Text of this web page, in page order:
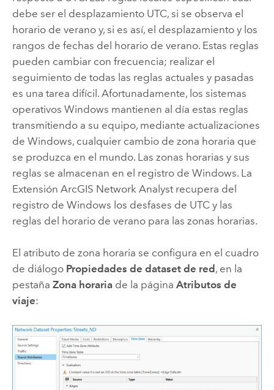
debe ser el desplazamiento UTC, si se observa el
horario de verano y, si es así, el desplazamiento y los
rangos de fechas del horario de verano. Estas reglas
pueden cambiar con frecuencia; realizar el
seguimiento de todas las reglas actuales y pasadas
es una tarea difícil. Afortunadamente, los sistemas
operativos Windows mantienen al día estas reglas
transmitiendo a su equipo, mediante actualizaciones
de Windows, cualquier cambio de zona horaria que
se produzca en el mundo. Las zonas horarias y sus
reglas se almacenan en el registro de Windows. La
Extensión ArcGIS Network Analystrecupera del
registro de Windows los desfases de UTC y las
reglas del horario de verano para las zonas horarias.
El atributo de zona horaria se configura en el cuadro
de diálogo Propiedades de dataset de red , en la
pestaña Zona horariade la página Atributos de
viaje: